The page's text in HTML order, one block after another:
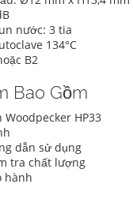
nước: 3 tia
134°C
B2
Bao Gồm
Woodpecker HP33
dẫn sử dụng
tra chất lượng
hành